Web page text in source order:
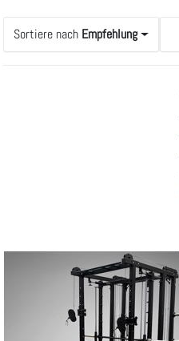
Sortiere nach Empfehlung